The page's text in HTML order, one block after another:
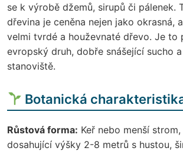
se k výrobě džemů, sirupů či pálenek.
dřevina je ceněna nejen jako okrasná,
velmi tvrdé a houževnaté dřevo. Je to
evropský druh, dobře snášející sucho a
stanoviště.
Botanická
Růstová forma: Keř nebo menší
dosahující výšky 2-8 metrů s hustou,